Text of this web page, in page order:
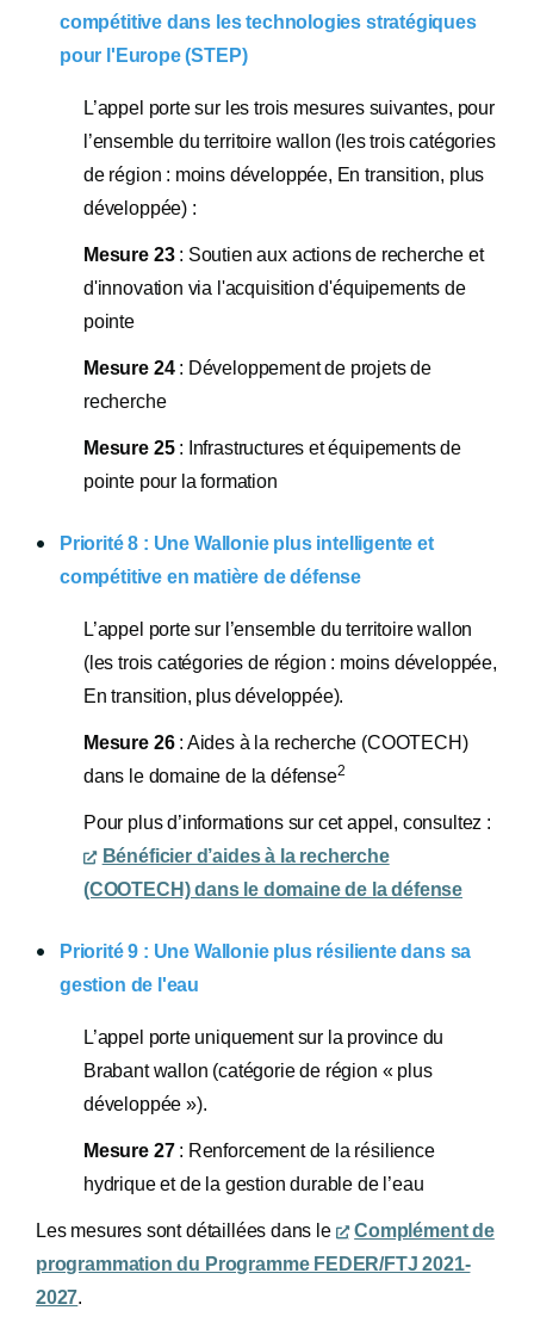
compétitive dans les technologies stratégiques
pour l'Europe (STEP)
L’appel porte sur les trois mesures suivantes, pour
l’ensemble du territoire wallon (les trois catégories
de région : moins développée, En transition, plus
développée) :
Mesure 23: Soutien aux actions de recherche et
d'innovation via l'acquisition d'équipements de
pointe
Mesure 24: Développement de projets de
recherche
Mesure 25: Infrastructures et équipements de
pointe pour la formation
Priorité 8 : Une Wallonie plus intelligente et
compétitive en matière de défense
L’appel porte sur l’ensemble du territoire wallon
(les trois catégories de région : moins développée,
En transition, plus développée).
Mesure 26: Aides à la recherche (COOTECH)
dans le domaine de la défense2
Pour plus d’informations sur cet appel, consultez :
Bénéficier d’aides à la recherche
(COOTECH) dans le domaine de la défense
Priorité 9 : Une Wallonie plus résiliente dans sa
gestion de l'eau
L’appel porte uniquement sur la province du
Brabant wallon (catégorie de région « plus
développée »).
Mesure 27: Renforcement de la résilience
hydrique et de la gestion durable de l’eau
Les mesures sont détaillées dans le
Complément de
programmation du Programme FEDER/FTJ 2021-
2027.